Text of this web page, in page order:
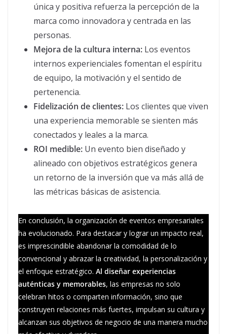
única y positiva refuerza la percepción de la
marca como innovadora y centrada en las
personas.
Mejora de la cultura interna: Los eventos
internos experienciales fomentan el espíritu
de equipo, la motivación y el sentido de
pertenencia.
Fidelización de clientes: Los clientes que viven
una experiencia memorable se sienten más
conectados y leales a la marca.
ROI medible: Un evento bien diseñado y
alineado con objetivos estratégicos genera
un retorno de la inversión que va más allá de
las métricas básicas de asistencia.
En conclusión, la organización de eventos empresariales
ha evolucionado. Para destacar y lograr un impacto real,
es imprescindible abandonar la comodidad de lo
convencional y abrazar la creatividad, la personalización y
el enfoque estratégico. Al diseñar experiencias
auténticas y memorables, las empresas no solo
celebran hitos o comparten información, sino que
construyen relaciones más fuertes, impulsan su cultura y
alcanzan sus objetivos de negocio de una manera mucho